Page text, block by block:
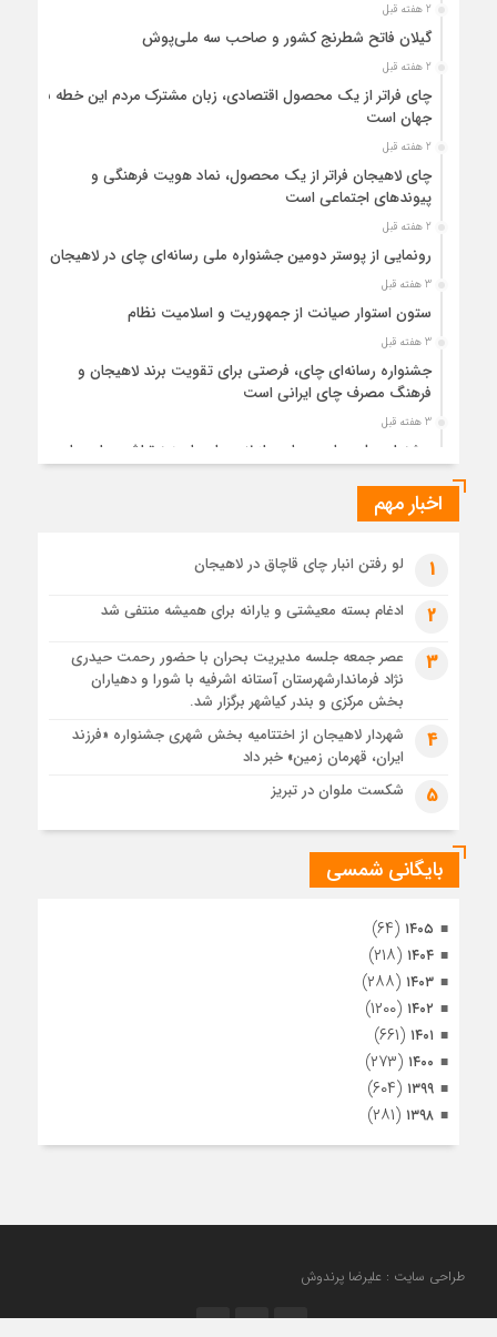
2 هفته قبل
گیلان فاتح شطرنج کشور و صاحب سه ملی‌پوش
2 هفته قبل
چای فراتر از یک محصول اقتصادی، زبان مشترک مردم این خطه با
جهان است
2 هفته قبل
چای لاهیجان فراتر از یک محصول، نماد هویت فرهنگی و
پیوندهای اجتماعی است
2 هفته قبل
رونمایی از پوستر دومین جشنواره ملی رسانه‌ای چای در لاهیجان
3 هفته قبل
ستون استوار صیانت از جمهوریت و اسلامیت نظام
3 هفته قبل
جشنواره رسانه‌ای چای، فرصتی برای تقویت برند لاهیجان و
فرهنگ مصرف چای ایرانی است
3 هفته قبل
جشنواره ملی چای، حمایت از لاهیجان یا هزینه‌تراشی برای چای
4 هفته قبل
4 هفته قبل
رئوف
تصاویر هوایی مراسم تشییع پیکر مطهر آقای شهید ایران – مشهد
مراسم تشییع پیکر مطهر آقای شهید ایران – مشهد
تصاویری از تراکم جمعیت حاضر در میدان ثورهالعشرین نجف
اشرف
اخبار مهم
1 لو رفتن انبار چای قاچاق در لاهیجان
2 ادغام بسته معیشتی و یارانه برای همیشه منتفی شد
3
عصر جمعه جلسه مدیریت بحران با حضور رحمت حیدری
نژاد فرماندارشهرستان آستانه اشرفیه با شورا و دهیاران
بخش مرکزی و بندر کیاشهر برگزار شد.
4
شهردار لاهیجان از اختتامیه بخش شهری جشنواره «فرزند
ایران، قهرمان زمین» خبر داد
5 شکست ملوان در تبریز
بایگانی شمسی
۱۴۰۵ (۶۴)
۱۴۰۴ (۲۱۸)
۱۴۰۳ (۲۸۸)
۱۴۰۲ (۱۲۰۰)
۱۴۰۱ (۶۶۱)
۱۴۰۰ (۲۷۳)
۱۳۹۹ (۶۰۴)
۱۳۹۸ (۲۸۱)
طراحی سایت : علیرضا پرندوش